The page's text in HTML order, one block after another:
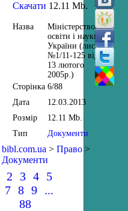
Скачати 12.11 Mb.
Назва
Міністерством
освіти і науки
України (лист
№1/11-125 від
13 лютого
2005р.)
Сторінка 6/88
Дата
12.03.2013
Розмір
12.11 Mb.
Тип
Документи
bibl.com.ua > Право >
Документи
2 3 4 5
7 8 9
...
88